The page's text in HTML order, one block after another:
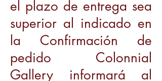
el plazo de entrega sea
superior al indicado en
la Confirmación de
pedido Colonnial
Gallery informará al